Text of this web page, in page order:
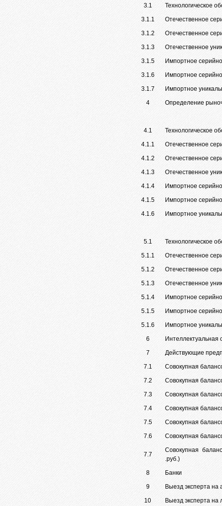
3.1
Технологическое
3.1.1
Отечественное
3.1.2
Отечественное
3.1.3
Отечественное
3.1.5
Импортное
3.1.6
Импортное
3.1.7
Импортное
4
Определение
4.1
Технологическое
4.1.1
Отечественное
4.1.2
Отечественное
4.1.3
Отечественное
4.1.4
Импортное
4.1.5
Импортное
4.1.6
Импортное
5.1
Технологическое
5.1.1
Отечественное
5.1.2
Отечественное
5.1.3
Отечественное
5.1.4
Импортное
5.1.5
Импортное
5.1.6
Импортное
6
Интеллектуальная
7
Действующие
7.1
Совокупная
7.2
Совокупная
7.3
Совокупная
7.4
Совокупная
7.5
Совокупная
7.6
Совокупная
7.7
Совокупная
.руб.)
8
Банки
9
Выезд эксперта на
10
Выезд эксперта на